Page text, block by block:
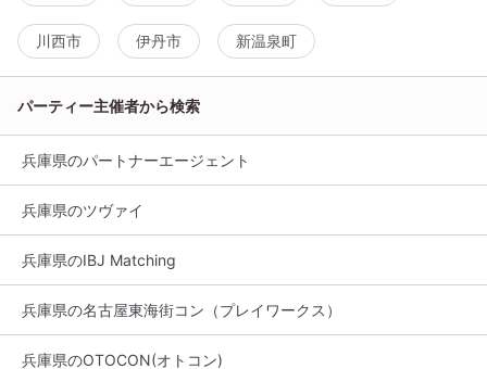
川西市 伊丹市 新温泉町
パーティー主催者から検索
兵庫県のパートナーエージェント
兵庫県のツヴァイ
兵庫県のIBJ Matching
兵庫県の名古屋東海街コン（プレイワークス）
兵庫県のOTOCON(オトコン)